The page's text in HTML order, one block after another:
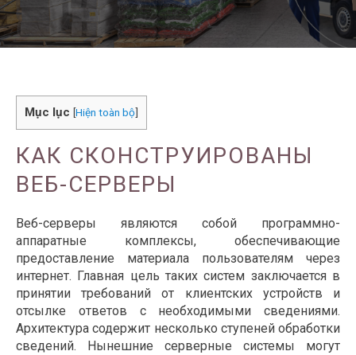
Mục lục [Hiện toàn bộ]
КАК СКОНСТРУИРОВАНЫ
ВЕБ-СЕРВЕРЫ
Веб-серверы являются собой программно-
аппаратные комплексы, обеспечивающие
предоставление материала пользователям через
интернет. Главная цель таких систем заключается в
принятии требований от клиентских устройств и
отсылке ответов с необходимыми сведениями.
Архитектура содержит несколько ступеней обработки
сведений. Нынешние серверные системы могут